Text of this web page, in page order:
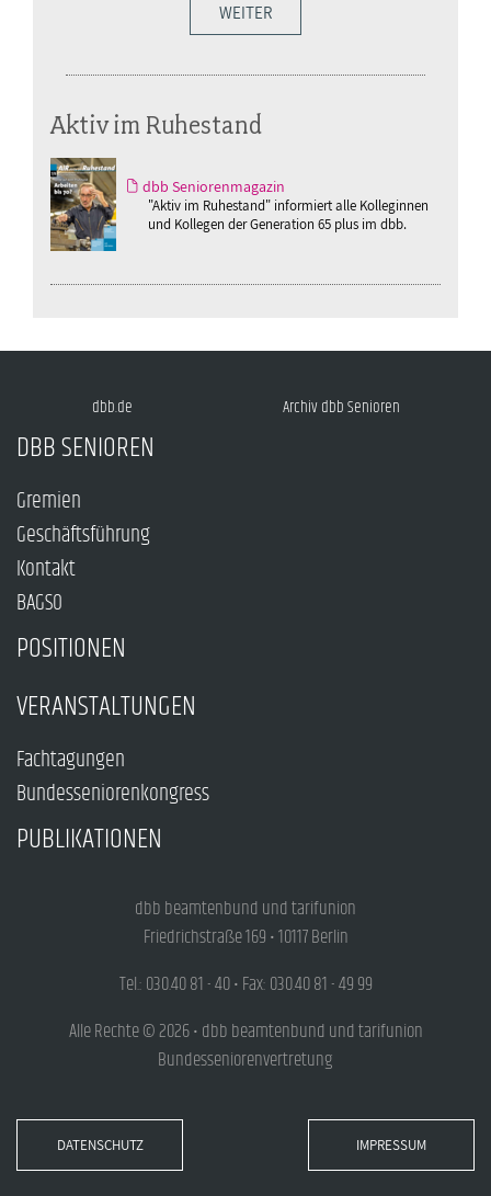
WEITER
Aktiv im Ruhestand
dbb Seniorenmagazin
"Aktiv im Ruhestand" informiert alle Kolleginnen
und Kollegen der Generation 65 plus im dbb.
dbb.de Archiv dbb Senioren
DBB SENIOREN
Gremien
Geschäftsführung
Kontakt
BAGSO
POSITIONEN
VERANSTALTUNGEN
Fachtagungen
Bundesseniorenkongress
PUBLIKATIONEN
dbb beamtenbund und tarifunion
Friedrichstraße 169 • 10117 Berlin
Tel.: 030.40 81 - 40 • Fax: 030.40 81 - 49 99
Alle Rechte © 2026 • dbb beamtenbund und tarifunion
Bundesseniorenvertretung
DATENSCHUTZ IMPRESSUM